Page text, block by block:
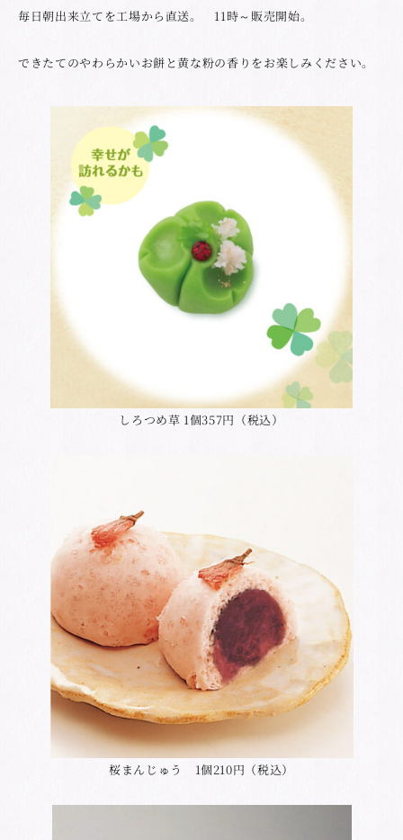
毎日朝出来立てを工場から直送。 11時～販売開始。
できたてのやわらかいお餅と黄な粉の香りをお楽しみください。
しろつめ草 1個357円（税込）
桜まんじゅう 1個210円（税込）